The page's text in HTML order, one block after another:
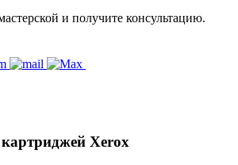
и получите консультацию.
Xerox